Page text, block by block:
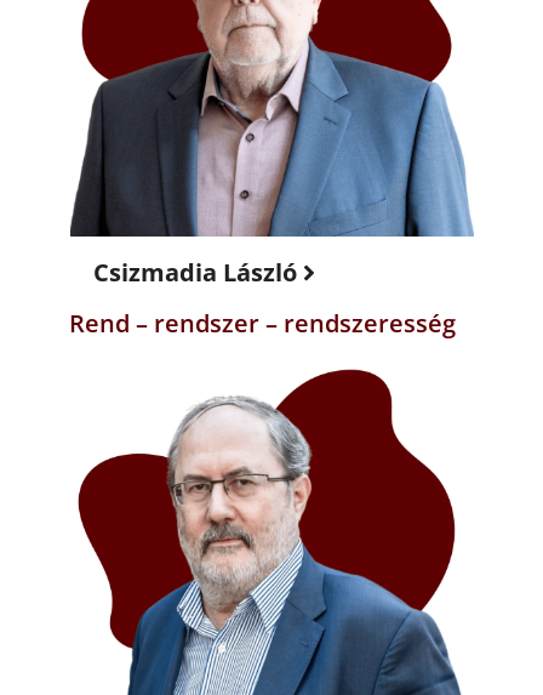
Csizmadia László
Rend – rendszer – rendszeresség